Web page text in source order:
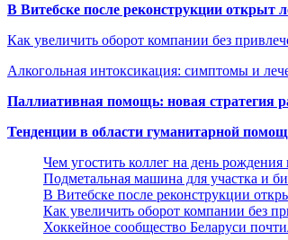
В Витебске после реконструкции
Как увеличить оборот компании без
Алкогольная интоксикация: симптомы и
Паллиативная помощь: новая стратегия
Тенденции в области гуманитарной
Чем угостить коллег на день рождения
Подметальная машина для участка и
В Витебске после реконструкции
Как увеличить оборот компании без
Хоккейное сообщество Беларуси